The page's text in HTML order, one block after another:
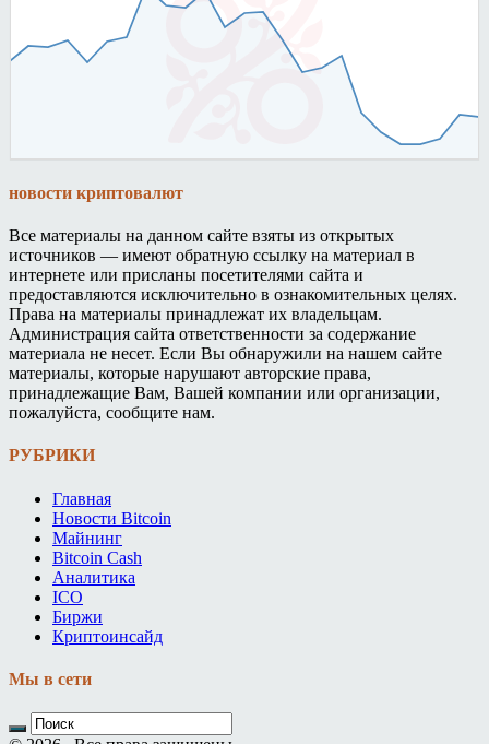
новости криптовалют
Все материалы на данном сайте взяты из открытых
источников — имеют обратную ссылку на материал в
интернете или присланы посетителями сайта и
предоставляются исключительно в ознакомительных целях.
Права на материалы принадлежат их владельцам.
Администрация сайта ответственности за содержание
материала не несет. Если Вы обнаружили на нашем сайте
материалы, которые нарушают авторские права,
принадлежащие Вам, Вашей компании или организации,
пожалуйста, сообщите нам.
РУБРИКИ
Главная
Новости Bitcoin
Майнинг
Bitcoin Cash
Аналитика
ICO
Биржи
Криптоинсайд
Мы в сети